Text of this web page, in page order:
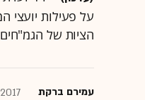
על פעילות יועצי
הציות של
עמירם ברקת